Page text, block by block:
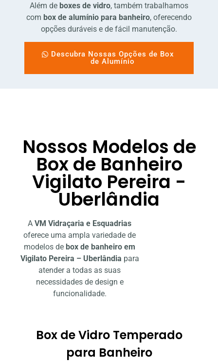
Além de boxes de vidro, também trabalhamos
com box de alumínio para banheiro, oferecendo
opções duráveis e de fácil manutenção.
Descubra Nossas Opções de Box
de Alumínio
Nossos Modelos de
Box de Banheiro
Vigilato Pereira -
Uberlândia
AVM Vidraçaria e Esquadrias
oferece uma ampla variedade de
modelos de box de banheiro em
Vigilato Pereira – Uberlândia para
atender a todas as suas
necessidades de design e
funcionalidade.
Box de Vidro Temperado
para Banheiro